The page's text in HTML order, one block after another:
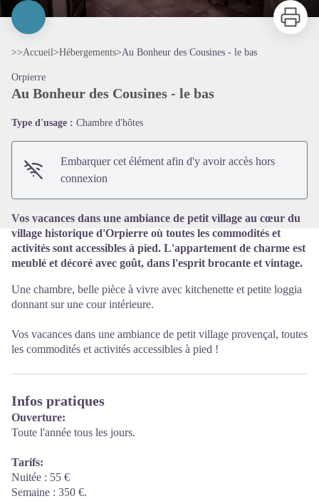
Imprimer
>>Accueil>Hébergements>Au Bonheur des Cousines - le bas
Orpierre
Au Bonheur des Cousines - le bas
Type d'usage : Chambre d'hôtes
Embarquer cet élément afin d'y avoir accès hors
connexion
Vos vacances dans une ambiance de petit village au cœur du
village historique d'Orpierre où toutes les commodités et
activités sont accessibles à pied. L'appartement de charme est
meublé et décoré avec goût, dans l'esprit brocante et vintage.
Une chambre, belle pièce à vivre avec kitchenette et petite loggia
donnant sur une cour intérieure.
Vos vacances dans une ambiance de petit village provençal, toutes
les commodités et activités accessibles à pied !
Infos pratiques
Ouverture:
Toute l'année tous les jours.
Tarifs:
Nuitée : 55 €
Semaine : 350 €.